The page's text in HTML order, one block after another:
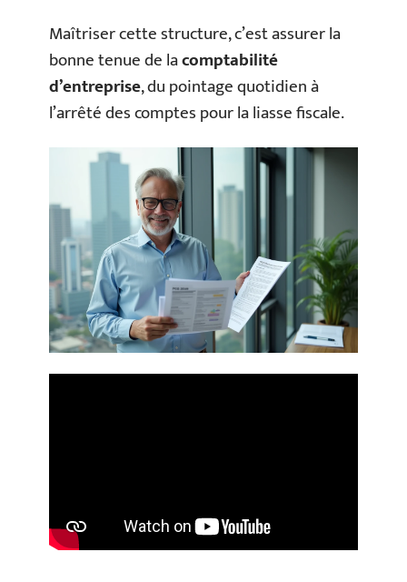
Maîtriser cette structure, c’est assurer la
bonne tenue de lacomptabilité
d’entreprise, du pointage quotidien à
l’arrêté des comptes pour la liasse fiscale.